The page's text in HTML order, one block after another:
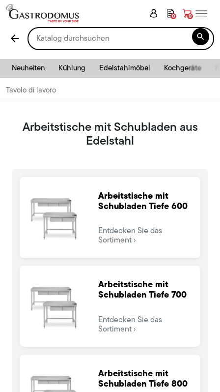
0 0
arrow_back 
Neuheiten Kühlung Edelstahlmöbel Kochgeräte
Tavolo di lavoro
Arbeitstische mit Schubladen aus
Edelstahl
Arbeitstische mit
Schubladen Tiefe 600
Entdecken Sie das
Sortiment
Arbeitstische mit
Schubladen Tiefe 700
Entdecken Sie das
Sortiment
Arbeitstische mit
Schubladen Tiefe 800